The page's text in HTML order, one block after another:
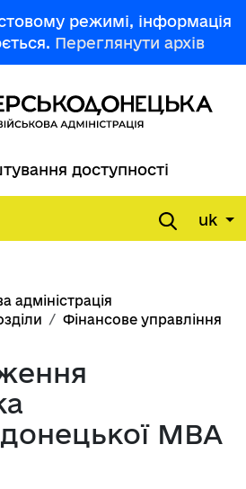
режимі, інформація
Переглянути архів
доступності
uk
адміністрація
Фінансове управління
МВА